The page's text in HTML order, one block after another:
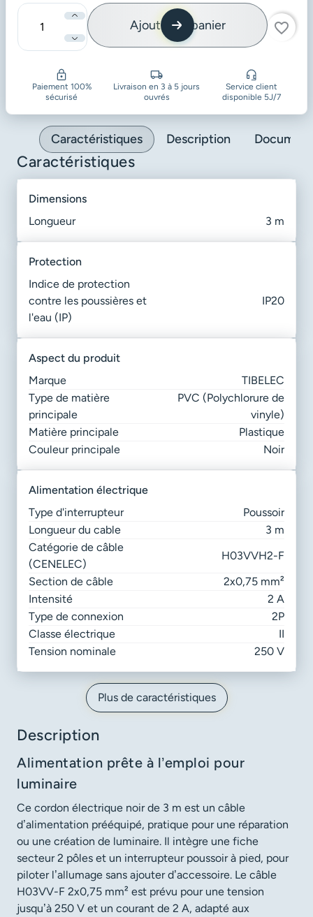
Quantité
Ajouter au panier favorite_border
Paiement 100%
sécurisé
Livraison en 3 à 5 jours
ouvrés
Service client
disponible 5J/7
Caractéristiques Description
Caractéristiques
dimensions
Longueur
3 m
protection
Indice de protection
contre les poussières et
l'eau (IP)
IP20
aspect du produit
Marque
TIBELEC
Type de matière
principale
PVC (Polychlorure de
vinyle)
Matière principale
Plastique
Couleur principale
Noir
alimentation électrique
Type d'interrupteur
Poussoir
Longueur du cable
3 m
Catégorie de câble
(CENELEC)
H03VVH2-F
Section de câble
2x0,75 mm²
Intensité
2 A
Type de connexion
2P
Classe électrique
II
Tension nominale
250 V
Plus de caractéristiques
Description
Alimentation prête à l’emploi pour
luminaire
Ce cordon électrique noir de 3 m est un câble
d’alimentation prééquipé, pratique pour une réparation
ou une création de luminaire. Il intègre une fiche
secteur 2 pôles et un interrupteur poussoir à pied, pour
piloter l’allumage sans ajouter d’accessoire. Le câble
H03VV-F 2x0,75 mm² est prévu pour une tension
jusqu’à 250 V et un courant de 2 A, adapté aux